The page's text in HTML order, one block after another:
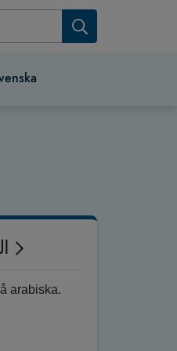
arabiska.